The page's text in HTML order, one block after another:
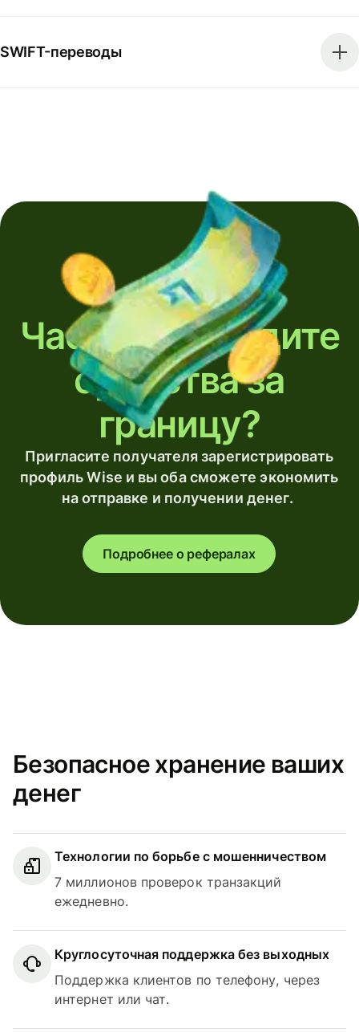
SWIFT-переводы
Часто переводите
средства за
границу?
Пригласите получателя зарегистрировать
профиль Wise и вы оба сможете экономить
на отправке и получении денег.
Подробнее о рефералах
Безопасное хранение ваших
денег
Технологии по борьбе с мошенничеством
7 миллионов проверок транзакций
ежедневно.
Круглосуточная поддержка без выходных
Поддержка клиентов по телефону, через
интернет или чат.